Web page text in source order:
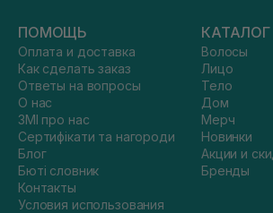
ПОМОЩЬ
Оплата и доставка
Как сделать заказ
Ответы на вопросы
О нас
ЗМІ про нас
Сертифікати та нагороди
Блог
Бюті словник
Контакты
Условия использования
КАТАЛОГ
Волосы
Лицо
Тело
Дом
Мерч
Новинки
Акции и
Бренды